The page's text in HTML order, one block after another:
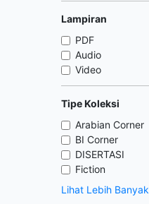
Lampiran
PDF
Audio
Video
Tipe Koleksi
Arabian Corner
BI Corner
DISERTASI
Fiction
Lihat Lebih Banyak